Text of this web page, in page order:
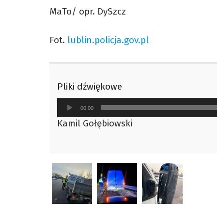
MaTo/ opr. DySzcz
Fot. lublin.policja.gov.pl
Pliki dźwiękowe
Odtwarzacz
plików
dźwiękowych
00:00
Kamil Gołębiowski